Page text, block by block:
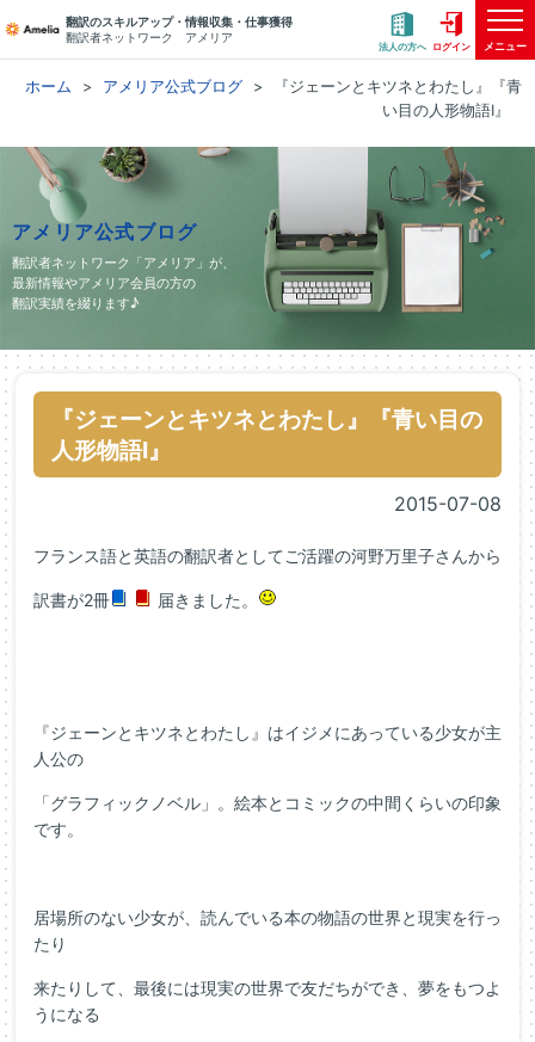
翻訳のスキルアップ・情報収集・仕事獲得
翻訳者ネットワーク アメリア
法人の方へ ログイン メニュー
ホーム アメリア公式ブログ
『ジェーンとキツネとわたし』『青
い目の人形物語Ⅰ』
アメリア公式ブログ
翻訳者ネットワーク「アメリア」が、
最新情報やアメリア会員の方の
翻訳実績を綴ります♪
『ジェーンとキツネとわたし』『青い目の
人形物語Ⅰ』
2015-07-08
フランス語と英語の翻訳者としてご活躍の河野万里子さんから
訳書が2冊 届きました。
『ジェーンとキツネとわたし』はイジメにあっている少女が主
人公の
「グラフィックノベル」。絵本とコミックの中間くらいの印象
です。
居場所のない少女が、読んでいる本の物語の世界と現実を行っ
たり
来たりして、最後には現実の世界で友だちができ、夢をもつよ
うになる